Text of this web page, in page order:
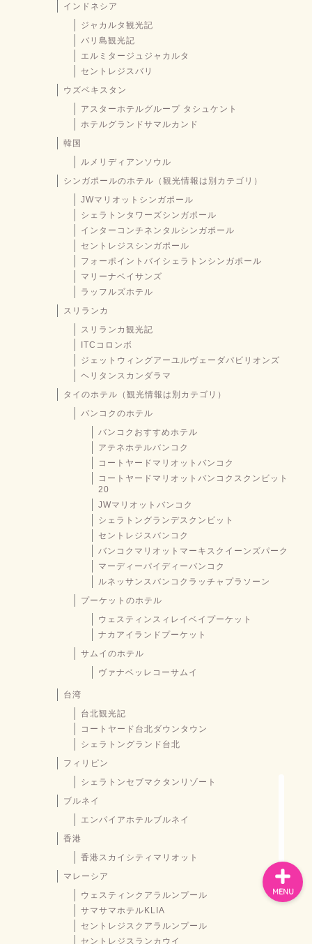
インドネシア
ジャカルタ観光記
バリ島観光記
エルミタージュジャカルタ
セントレジスバリ
ウズベキスタン
アスターホテルグループ タシュケント
ホテルグランドサマルカンド
韓国
ルメリディアンソウル
シンガポールのホテル（観光情報は別カテゴリ）
JWマリオットシンガポール
シェラトンタワーズシンガポール
インターコンチネンタルシンガポール
セントレジスシンガポール
フォーポイントバイシェラトンシンガポール
マリーナベイサンズ
ラッフルズホテル
スリランカ
スリランカ観光記
ITCコロンボ
ジェットウィングアーユルヴェーダパビリオンズ
ヘリタンスカンダラマ
タイのホテル（観光情報は別カテゴリ）
バンコクのホテル
バンコクおすすめホテル
アテネホテルバンコク
コートヤードマリオットバンコク
コートヤードマリオットバンコクスクンビット
20
JWマリオットバンコク
シェラトングランデスクンビット
セントレジスバンコク
バンコクマリオットマーキスクイーンズパーク
マーディーパイディーバンコク
ルネッサンスバンコクラッチャプラソーン
プーケットのホテル
ウェスティンスィレイベイプーケット
ナカアイランドプーケット
サムイのホテル
ヴァナベッレコーサムイ
台湾
台北観光記
コートヤード台北ダウンタウン
シェラトングランド台北
フィリピン
シェラトンセブマクタンリゾート
ブルネイ
エンパイアホテルブルネイ
香港
香港スカイシティマリオット
マレーシア
ウェスティンクアラルンプール
サマサマホテルKLIA
セントレジスクアラルンプール
セントレジスランカウイ
MENU
お問い合わせ